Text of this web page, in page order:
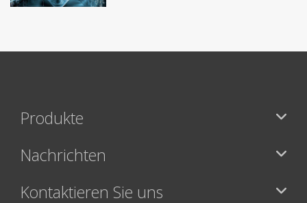
Produkte
Nachrichten
Kontaktieren Sie uns